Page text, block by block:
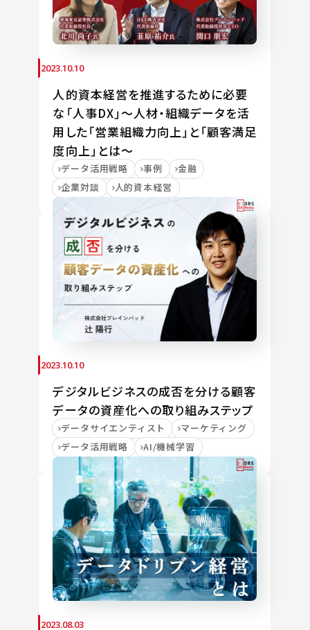
2023.10.10
人的資本経営を推進するために必要
な「人事DX」～人材・組織データを活
用した「営業組織力向上」と「顧客満足
度向上」とは～
データ活用戦略 事例
金融
企業対談
人的資本経営
2023.10.10
デジタルビジネスの成否を分ける顧客
データの資産化への取り組みステップ
データサイエンティスト
マーケティング
データ活用戦略
AI/機械学習
2023.08.03